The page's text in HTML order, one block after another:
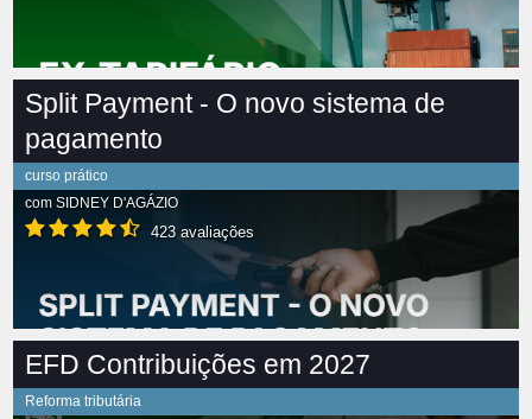
Split Payment - O novo sistema de
pagamento
curso prático
com SIDNEY D'AGÁZIO
423 avaliações
EFD Contribuições em 2027
Reforma tributária